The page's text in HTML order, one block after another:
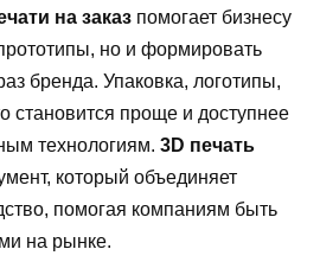
на заказ помогает бизнесу
но и формировать
бренда. Упаковка, логотипы,
становится проще и доступнее
технологиям. 3D печать
который объединяет
помогая компаниям быть
на рынке.